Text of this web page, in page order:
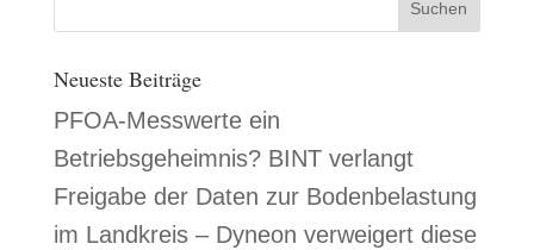
Neueste Beiträge
PFOA-Messwerte ein
Betriebsgeheimnis? BINT verlangt
Freigabe der Daten zur Bodenbelastung
im Landkreis – Dyneon verweigert diese